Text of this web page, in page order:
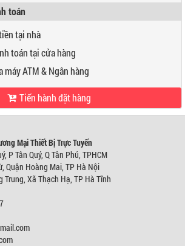
toán
tại nhà
toán tại cửa hàng
Tân Quý, P Tân Quý, Q Tân Phú, TPHCM
Đại Từ, Quận Hoàng Mai, TP Hà Nội
máy ATM & Ngân hàng
thương Việt Nam
Hùng Vương
Đầu Tư TM Thiết Bị Trực Tuyến
Chủ TK:
Số TK:
Tiến hành đặt hàng
Mại Thiết Bị Trực Tuyến
P Tân Quý, Q Tân Phú, TPHCM
Quận Hoàng Mai, TP Hà Nội
Xã Thạch Hạ, TP Hà Tĩnh